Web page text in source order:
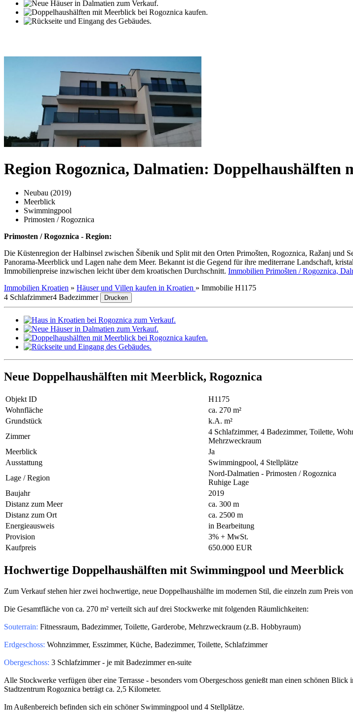
Region Rogoznica, Dalmatien: Doppelhaushälften
Neubau (2019)
Meerblick
Swimmingpool
Primosten / Rogoznica
Primosten / Rogoznica - Region:
Die Küstenregion der Halbinsel zwischen Šibenik und Split mit den Orten Primošten, Rogoznica, Ražanj und
Panorama-Meerblick und Lagen nahe dem Meer. Bekannt ist die Gegend für ihre mediterrane Landschaft,
Immobilienpreise inzwischen leicht über dem kroatischen Durchschnitt. Immobilien Primošten / Rogoznica,
Immobilien Kroatien » Häuser und Villen kaufen in Kroatien » Immobilie H1175
4 Schlafzimmer4 Badezimmer Drucken
Neue Doppelhaushälften mit Meerblick, Rogoznica
Objekt ID
H1175
Wohnfläche
ca. 270 m²
Grundstück
k.A. m²
Zimmer
4 Schlafzimmer, 4 Badezimmer, Toilette,
Mehrzweckraum
Meerblick
Ja
Ausstattung
Swimmingpool, 4 Stellplätze
Lage / Region
Nord-Dalmatien - Primosten / Rogoznica
Ruhige Lage
Baujahr
2019
Distanz zum Meer
ca. 300 m
Distanz zum Ort
ca. 2500 m
Energieausweis
in Bearbeitung
Provision
3% + MwSt.
Kaufpreis
650.000 EUR
Hochwertige Doppelhaushälften mit Swimmingpool und Meerblick
Zum Verkauf stehen hier zwei hochwertige, neue Doppelhaushälfte im modernen Stil, die einzeln zum Preis
Die Gesamtfläche von ca. 270 m² verteilt sich auf drei Stockwerke mit folgenden Räumlichkeiten:
Souterrain: Fitnessraum, Badezimmer, Toilette, Garderobe, Mehrzweckraum (z.B. Hobbyraum)
Erdgeschoss: Wohnzimmer, Esszimmer, Küche, Badezimmer, Toilette, Schlafzimmer
Obergeschoss: 3 Schlafzimmer - je mit Badezimmer en-suite
Alle Stockwerke verfügen über eine Terrasse - besonders vom Obergeschoss genießt man einen schönen
Stadtzentrum Rogoznica beträgt ca. 2,5 Kilometer.
Im Außenbereich befinden sich ein schöner Swimmingpool und 4 Stellplätze.